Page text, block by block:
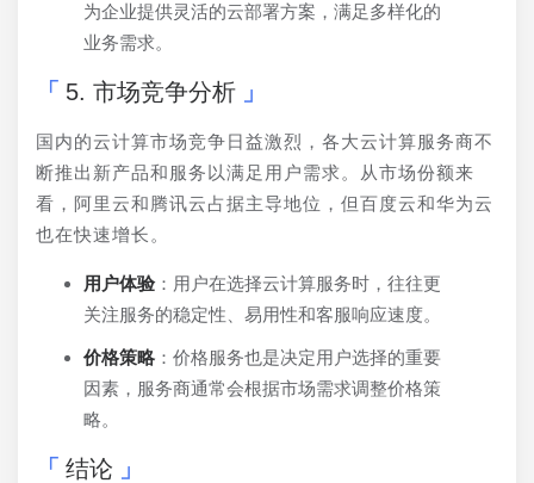
为企业提供灵活的云部署方案，满足多样化的
业务需求。
5. 市场竞争分析
国内的云计算市场竞争日益激烈，各大云计算服务商不
断推出新产品和服务以满足用户需求。从市场份额来
看，阿里云和腾讯云占据主导地位，但百度云和华为云
也在快速增长。
用户体验：用户在选择云计算服务时，往往更
关注服务的稳定性、易用性和客服响应速度。
价格策略 ：价格服务也是决定用户选择的重要
因素，服务商通常会根据市场需求调整价格策
略。
结论